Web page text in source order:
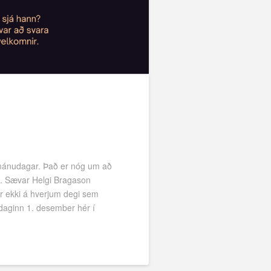
Það er nóg um að
Sævar Helgi Bragason
ekki á hverjum degi sem
1. desember hér í